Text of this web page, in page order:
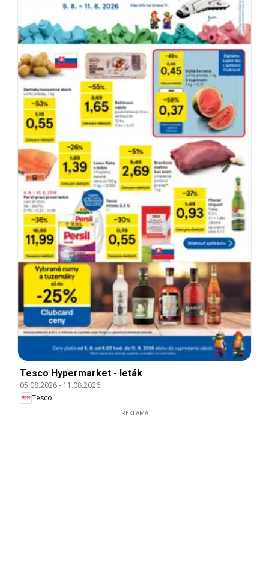
Tesco Hypermarket - leták
05.08.2026- 11.08.2026
Tesco
REKLAMA